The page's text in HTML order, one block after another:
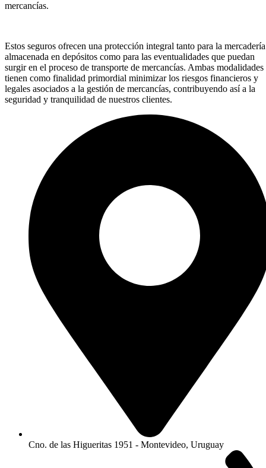
mercancías.
Estos seguros ofrecen una protección integral tanto para la mercadería
almacenada en depósitos como para las eventualidades que puedan
surgir en el proceso de transporte de mercancías. Ambas modalidades
tienen como finalidad primordial minimizar los riesgos financieros y
legales asociados a la gestión de mercancías, contribuyendo así a la
seguridad y tranquilidad de nuestros clientes.
Cno. de las Higueritas 1951 - Montevideo, Uruguay